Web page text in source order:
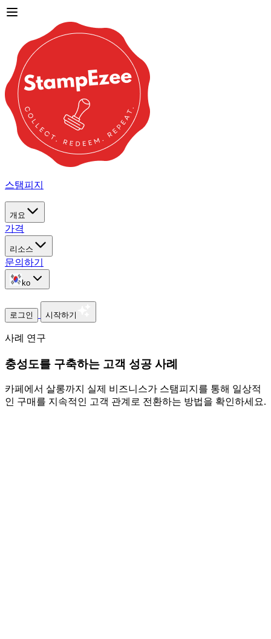
스탬피지
개요
가격
리소스
문의하기
ko
로그인 시작하기
사례 연구
충성도를 구축하는 고객 성공 사례
카페에서 살롱까지 실제 비즈니스가 스탬피지를 통해 일상적
인 구매를 지속적인 고객 관계로 전환하는 방법을 확인하세요.